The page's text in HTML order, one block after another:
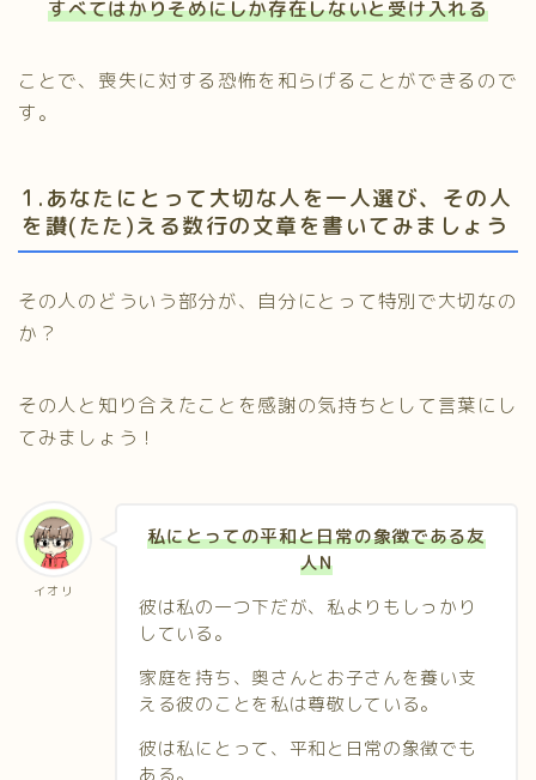
すべてはかりそめにしか存在しないと受け入れる
ことで、喪失に対する恐怖を和らげることができるので
す。
1.あなたにとって大切な人を一人選び、その人
を讃(たた)える数行の文章を書いてみましょう
その人のどういう部分が、自分にとって特別で大切なの
か？
その人と知り合えたことを感謝の気持ちとして言葉にし
てみましょう！
イオリ
私にとっての平和と日常の象徴である友
人N
彼は私の一つ下だが、私よりもしっかり
している。
家庭を持ち、奥さんとお子さんを養い支
える彼のことを私は尊敬している。
彼は私にとって、平和と日常の象徴でも
ある。